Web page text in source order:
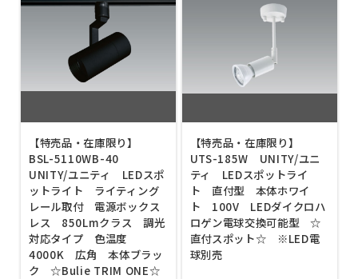
【特売品・在庫限り】
BSL-5110WB-40
UNITY/ユニティ LEDスポ
ットライト ライティング
レール取付 電源ボックス
レス 850Lmクラス 調光
対応タイプ 色温度
4000K 広角 本体ブラッ
ク ☆Bulie TRIM ONE☆
【特売品・在庫限り】
UTS-185W UNITY/ユニ
ティ LEDスポットライ
ト 直付型 本体ホワイ
ト 100V LEDダイクロハ
ロゲン電球交換可能型 ☆
直付スポット☆ ※LED電
球別売